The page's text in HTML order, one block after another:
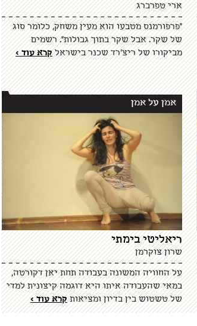
ארי טפרברג
"פרפורמנס מטבעו הוא מעין משחק, כלומר סוג
של שקר. אבל שקר בתוך גבולות". רשמים
מביקורו של ריצ'רד שכנר בישראלקרא עוד >
אמן על אמן
ריאליטי בימתי
שרון צוקרמן
על החוויה המשונה בעבודה תחת יאן דקורטה,
במאי שהעבודה איתו היא דוגמה קיצונית למדי
של טשטוש בין בדיון ומציאותקרא עוד >